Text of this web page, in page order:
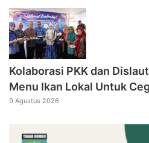
Kolaborasi PKK dan
Menu Ikan Lokal Untuk
9 Agustus 2026